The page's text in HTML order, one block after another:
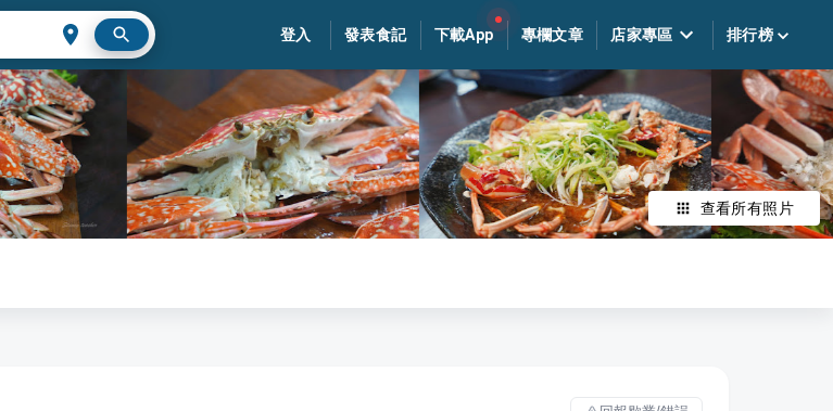
登入 發表食記 下載App 專欄文章 店家專區 排行榜
查看所有照片